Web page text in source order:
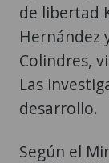
de libertad
Hernández
Colindres,
Las
desarrollo.
Según el